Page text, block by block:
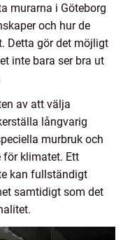
murarna i Göteborg
och hur de
Detta gör det möjligt
inte bara ser bra ut
av att välja
långvarig
murbruk och
för klimatet. Ett
kan fullständigt
samtidigt som det